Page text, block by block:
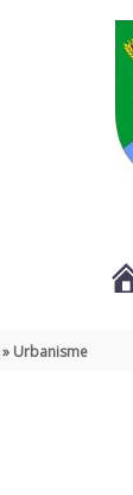
Urbanisme